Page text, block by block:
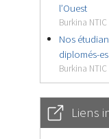
l’Ouest
Burkina
Nos
diplomés-
Burkina
Liens